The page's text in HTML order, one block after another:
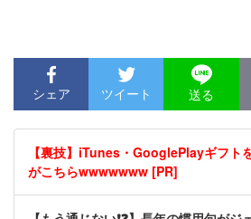
シェア ツイート 送る
【裏技】iTunes・GooglePlayギフト
がこちらwwwwwww [PR]